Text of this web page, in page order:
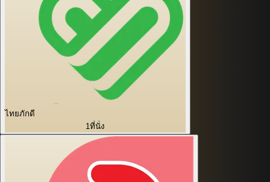
ไทยภักดี
1ที่นั่ง